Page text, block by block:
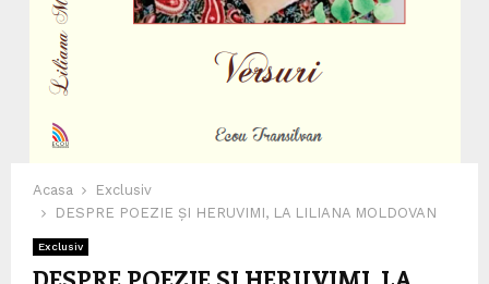
Acasa
Exclusiv
DESPRE POEZIE ȘI HERUVIMI, LA LILIANA MOLDOVAN
Exclusiv